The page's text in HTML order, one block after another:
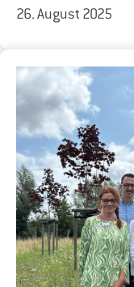
26. August 2025